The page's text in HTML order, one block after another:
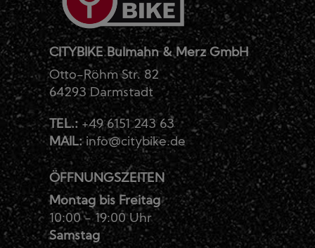
CITYBIKE Bulmahn & Merz GmbH
Otto-Röhm Str. 82
64293 Darmstadt
TEL.: +49 6151 243 63
MAIL: info@citybike.de
ÖFFNUNGSZEITEN
Montag bis Freitag
10:00 - 19:00 Uhr
Samstag